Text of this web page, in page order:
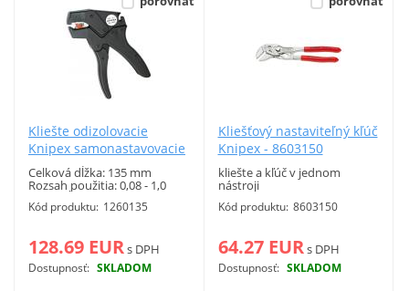
Vyhľadať
Kliešte odizolovacie
Knipex samonastavovacie
1260135
Celková dĺžka: 135 mm
Rozsah použitia: 0,08 - 1,0
mm
Kód produktu: 1260135
128.69 EURs DPH
Dostupnosť: SKLADOM
Viac info
Kliešťový nastaviteľný kľúč
Knipex - 8603150
kliešte a kľúč v jednom
nástroji
Kód produktu: 8603150
64.27 EURs DPH
Dostupnosť: SKLADOM
Viac info